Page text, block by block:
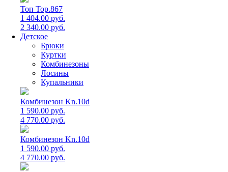
Топ Top.867
1 404.00 руб.
2 340.00 руб.
Детское
Брюки
Куртки
Комбинезоны
Лосины
Купальники
Комбинезон Kn.10d
1 590.00 руб.
4 770.00 руб.
Комбинезон Kn.10d
1 590.00 руб.
4 770.00 руб.